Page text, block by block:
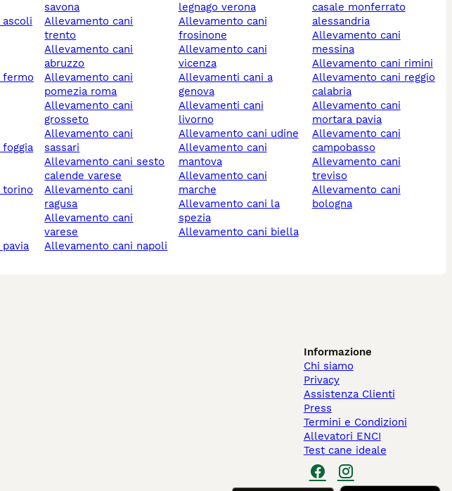
fermo
foggia
torino
pavia
savona
allevamento cani
trento
allevamento cani
abruzzo
allevamento cani
pomezia roma
allevamento cani
grosseto
allevamento cani
sassari
allevamento cani sesto
calende varese
allevamento cani
ragusa
allevamento cani
varese
allevamento cani napoli
legnago verona
allevamento cani
frosinone
allevamento cani
vicenza
allevamenti cani a
genova
allevamenti cani
livorno
allevamento cani udine
allevamento cani
mantova
allevamento cani
marche
allevamento cani la
spezia
allevamento cani biella
casale monferrato
alessandria
allevamento cani
messina
allevamento cani rimini
allevamento cani reggio
calabria
allevamento cani
mortara pavia
allevamento cani
campobasso
allevamento cani
treviso
allevamento cani
bologna
Informazione
Chi siamo
Privacy
Assistenza Clienti
Press
Termini e Condizioni
Allevatori ENCI
Test cane ideale